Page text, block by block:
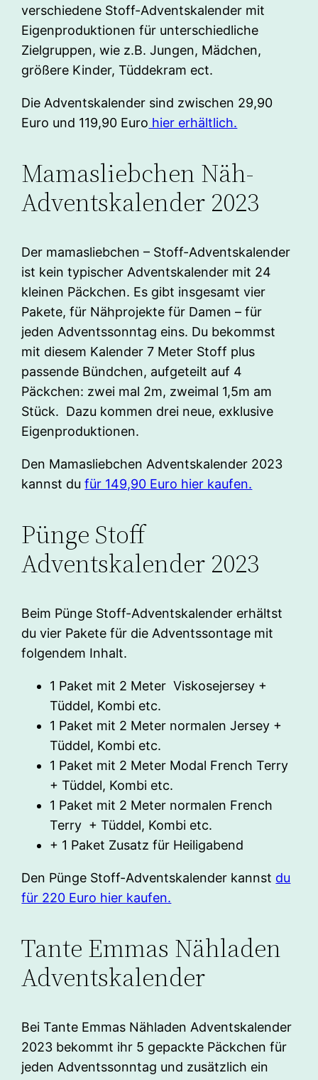
verschiedene Stoff-Adventskalender mit
Eigenproduktionen für unterschiedliche
Zielgruppen, wie z.B. Jungen, Mädchen,
größere Kinder, Tüddekram ect.
Die Adventskalender sind zwischen 29,90
Euro und 119,90 Euro hier erhältlich.
Mamasliebchen Näh-
Adventskalender 2023
Der mamasliebchen – Stoff-Adventskalender
ist kein typischer Adventskalender mit 24
kleinen Päckchen. Es gibt insgesamt vier
Pakete, für Nähprojekte für Damen – für
jeden Adventssonntag eins. Du bekommst
mit diesem Kalender 7 Meter Stoff plus
passende Bündchen, aufgeteilt auf 4
Päckchen: zwei mal 2m, zweimal 1,5m am
Stück. Dazu kommen drei neue, exklusive
Eigenproduktionen.
Den Mamasliebchen Adventskalender 2023
kannst dufür 149,90 Euro hier kaufen.
Pünge Stoff
Adventskalender 2023
Beim Pünge Stoff-Adventskalender erhältst
du vier Pakete für die Adventssontage mit
folgendem Inhalt.
1 Paket mit 2 Meter Viskosejersey +
Tüddel, Kombi etc.
1 Paket mit 2 Meter normalen Jersey +
Tüddel, Kombi etc.
1 Paket mit 2 Meter Modal French Terry
+ Tüddel, Kombi etc.
1 Paket mit 2 Meter normalen French
Terry + Tüddel, Kombi etc.
+ 1 Paket Zusatz für Heiligabend
Den Pünge Stoff-Adventskalender kannst du
für 220 Euro hier kaufen.
Tante Emmas Nähladen
Adventskalender
Bei Tante Emmas Nähladen Adventskalender
2023 bekommt ihr 5 gepackte Päckchen für
jeden Adventssonntag und zusätzlich ein